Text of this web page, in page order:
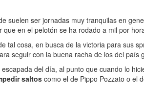
suelen ser jornadas muy tranquilas en
en el pelotón se ha rodado a mil por
tal cosa, en busca de la victoria para sus
seguir con la buena racha de los del país
del día, al punto que cuando lo
saltos como el de Pippo Pozzato o el